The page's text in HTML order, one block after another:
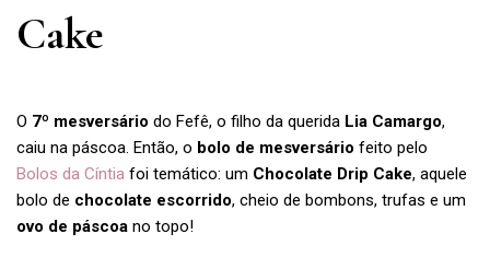
Cake
O 7º mesversário do Fefê, o filho da querida Lia Camargo,
caiu na páscoa. Então, o bolo de mesversário feito pelo
Bolos da Cíntia foi temático: um Chocolate Drip Cake, aquele
bolo de chocolate escorrido, cheio de bombons, trufas e um
ovo de páscoa no topo!